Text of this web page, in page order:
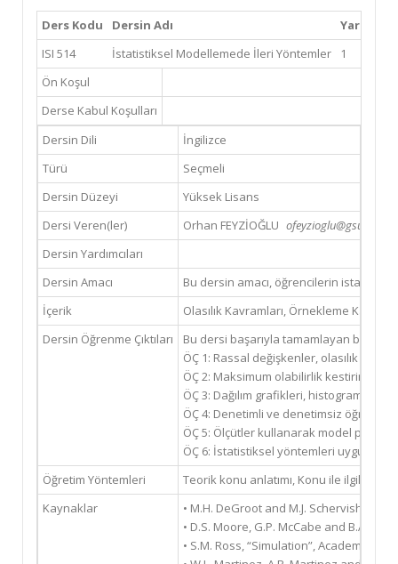
Ders Kodu Dersin Adı Yarıyıl
ISI 514
İstatistiksel Modellemede İleri Yöntemler 1
Ön Koşul
Derse Kabul Koşulları
Dersin Dili
İngilizce
Türü
Seçmeli
Dersin Düzeyi
Yüksek Lisans
Dersi Veren(ler)
Orhan FEYZİOĞLU
Dersin Yardımcıları
Dersin Amacı
Bu dersin amacı, öğrencilerin
İçerik
Olasılık Kavramları, Örnekleme
Dersin Öğrenme Çıktıları
Bu dersi başarıyla tamamlayan bir
ÖÇ 1: Rassal değişkenler, olasılık
ÖÇ 2: Maksimum olabilirlik kestirimi,
ÖÇ 3: Dağılım grafikleri, histogramlar
ÖÇ 4: Denetimli ve denetimsiz
ÖÇ 5: Ölçütler kullanarak model
ÖÇ 6: İstatistiksel yöntemleri
Öğretim Yöntemleri
Teorik konu anlatımı, Konu ile ilgili
Kaynaklar
• M.H. DeGroot and M.J. Schervish,
• D.S. Moore, G.P. McCabe and B.A.
• S.M. Ross, “Simulation”, Academic